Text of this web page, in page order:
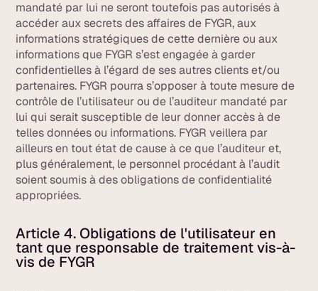
mandaté par lui ne seront toutefois pas autorisés à
accéder aux secrets des affaires de FYGR, aux
informations stratégiques de cette dernière ou aux
informations que FYGR s’est engagée à garder
confidentielles à l’égard de ses autres clients et/ou
partenaires. FYGR pourra s’opposer à toute mesure de
contrôle de l’utilisateur ou de l’auditeur mandaté par
lui qui serait susceptible de leur donner accès à de
telles données ou informations. FYGR veillera par
ailleurs en tout état de cause à ce que l’auditeur et,
plus généralement, le personnel procédant à l’audit
soient soumis à des obligations de confidentialité
appropriées.
Article 4. Obligations de l'utilisateur en
tant que responsable de traitement vis-à-
vis de FYGR